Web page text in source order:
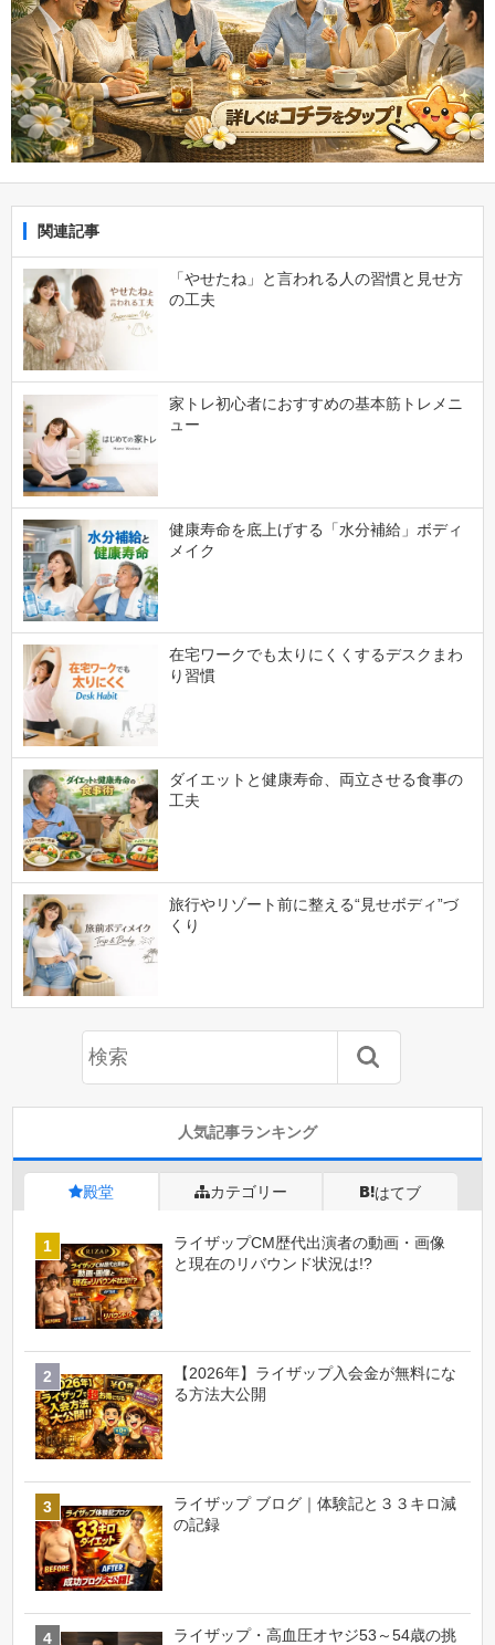
関連記事
「やせたね」と言われる人の習慣と見せ方
の工夫
家トレ初心者におすすめの基本筋トレメニ
ュー
健康寿命を底上げする「水分補給」ボディ
メイク
在宅ワークでも太りにくくするデスクまわ
り習慣
ダイエットと健康寿命、両立させる食事の
工夫
旅行やリゾート前に整える“見せボディ”づ
くり
人気記事ランキング
殿堂 カテゴリー はてブ
ライザップCM歴代出演者の動画・画像
と現在のリバウンド状況は!?
【2026年】ライザップ入会金が無料にな
る方法大公開
ライザップ ブログ｜体験記と３３キロ減
の記録
ライザップ・高血圧オヤジ53～54歳の挑